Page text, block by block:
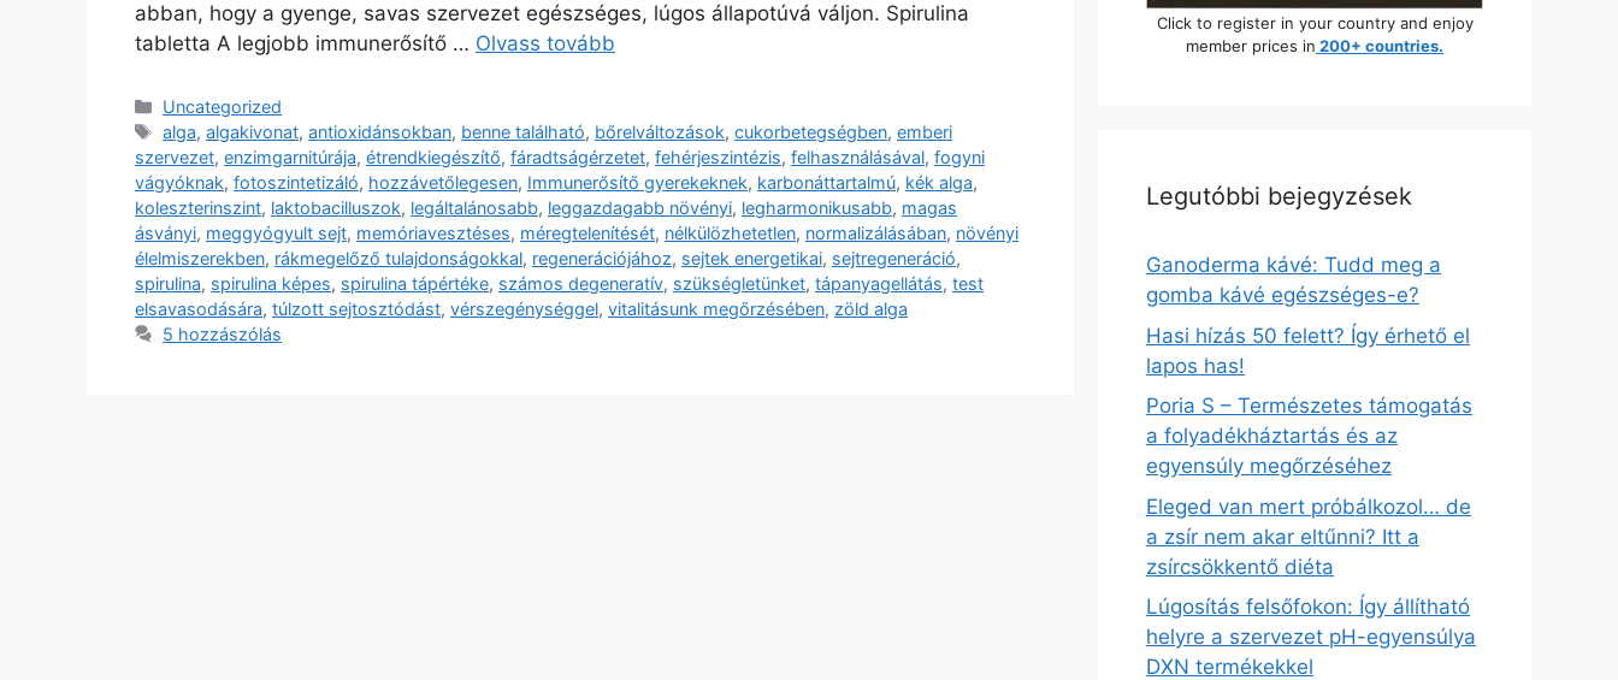
abban, hogy a gyenge, savas szervezet egészséges, lúgos állapotúvá váljon. Spirulina
tabletta A legjobb immunerősítő … Olvass tovább
Kategória
Uncategorized
Címkék
alga,algakivonat,antioxidánsokban, benne található, bőrelváltozások,cukorbetegségben,emberi
szervezet, enzimgarnitúrája, étrendkiegészítő, fáradtságérzetet, fehérjeszintézis, felhasználásával, fogyni
vágyóknak, fotoszintetizáló, hozzávetőlegesen, Immunerősítő gyerekeknek, karbonáttartalmú, kék alga,
koleszterinszint, laktobacilluszok, legáltalánosabb, leggazdagabb növényi, legharmonikusabb, magas
ásványi, meggyógyult sejt, memóriavesztéses, méregtelenítését, nélkülözhetetlen, normalizálásában, növényi
élelmiszerekben, rákmegelőző tulajdonságokkal, regenerációjához, sejtek energetikai, sejtregeneráció,
spirulina, spirulina képes, spirulina tápértéke, számos degeneratív, szükségletünket, tápanyagellátás, test
elsavasodására, túlzott sejtosztódást, vérszegénységgel, vitalitásunk megőrzésében, zöld alga
5 hozzászólás
Click to register in your country and enjoy
member prices in 200+ countries.
Legutóbbi bejegyzések
Ganoderma kávé: Tudd meg a
gomba kávé egészséges-e?
Hasi hízás 50 felett? Így érhető el
lapos has!
Poria S – Természetes támogatás
a folyadékháztartás és az
egyensúly megőrzéséhez
Eleged van mert próbálkozol… de
a zsír nem akar eltűnni? Itt a
zsírcsökkentő diéta
Lúgosítás felsőfokon: Így állítható
helyre a szervezet pH-egyensúlya
DXN termékekkel